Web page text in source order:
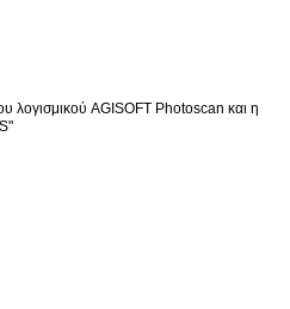
AGISOFT Photoscan και η